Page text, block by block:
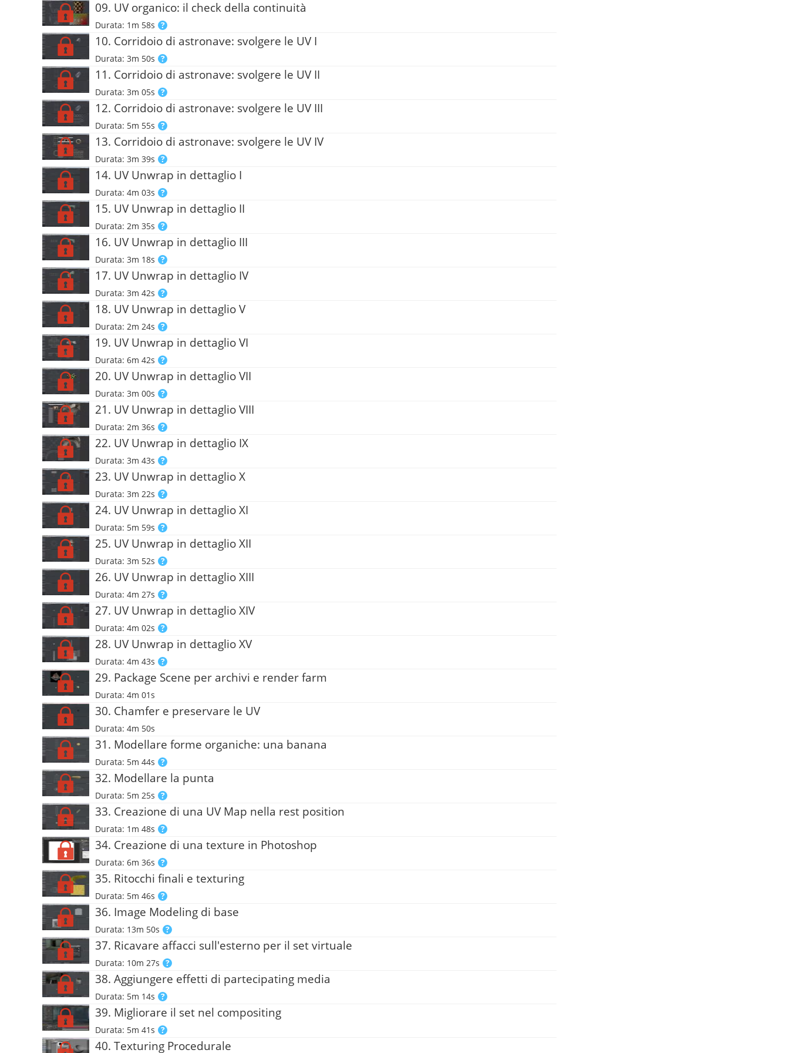
09. UV organico: il check della continuità
Durata: 1m 58s
10. Corridoio di astronave: svolgere le UV I
Durata: 3m 50s
11. Corridoio di astronave: svolgere le UV II
Durata: 3m 05s
12. Corridoio di astronave: svolgere le UV III
Durata: 5m 55s
13. Corridoio di astronave: svolgere le UV IV
Durata: 3m 39s
14. UV Unwrap in dettaglio I
Durata: 4m 03s
15. UV Unwrap in dettaglio II
Durata: 2m 35s
16. UV Unwrap in dettaglio III
Durata: 3m 18s
17. UV Unwrap in dettaglio IV
Durata: 3m 42s
18. UV Unwrap in dettaglio V
Durata: 2m 24s
19. UV Unwrap in dettaglio VI
Durata: 6m 42s
20. UV Unwrap in dettaglio VII
Durata: 3m 00s
21. UV Unwrap in dettaglio VIII
Durata: 2m 36s
22. UV Unwrap in dettaglio IX
Durata: 3m 43s
23. UV Unwrap in dettaglio X
Durata: 3m 22s
24. UV Unwrap in dettaglio XI
Durata: 5m 59s
25. UV Unwrap in dettaglio XII
Durata: 3m 52s
26. UV Unwrap in dettaglio XIII
Durata: 4m 27s
27. UV Unwrap in dettaglio XIV
Durata: 4m 02s
28. UV Unwrap in dettaglio XV
Durata: 4m 43s
29. Package Scene per archivi e render farm
Durata: 4m 01s
30. Chamfer e preservare le UV
Durata: 4m 50s
31. Modellare forme organiche: una banana
Durata: 5m 44s
32. Modellare la punta
Durata: 5m 25s
33. Creazione di una UV Map nella rest position
Durata: 1m 48s
34. Creazione di una texture in Photoshop
Durata: 6m 36s
35. Ritocchi finali e texturing
Durata: 5m 46s
36. Image Modeling di base
Durata: 13m 50s
37. Ricavare affacci sull'esterno per il set virtuale
Durata: 10m 27s
38. Aggiungere effetti di partecipating media
Durata: 5m 14s
39. Migliorare il set nel compositing
Durata: 5m 41s
40. Texturing Procedurale